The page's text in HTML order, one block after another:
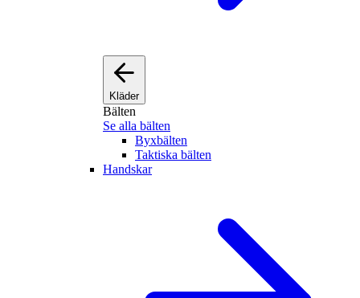
Kläder
Bälten
Se alla bälten
Byxbälten
Taktiska bälten
Handskar